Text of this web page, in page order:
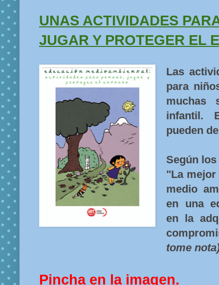
UNAS ACTIVIDADES
JUGAR Y PROTEGER EL
Las
para
muchas
infantil.
pueden
Según
"La mejor
medio
en una
en la
tome
Pincha en la imagen.